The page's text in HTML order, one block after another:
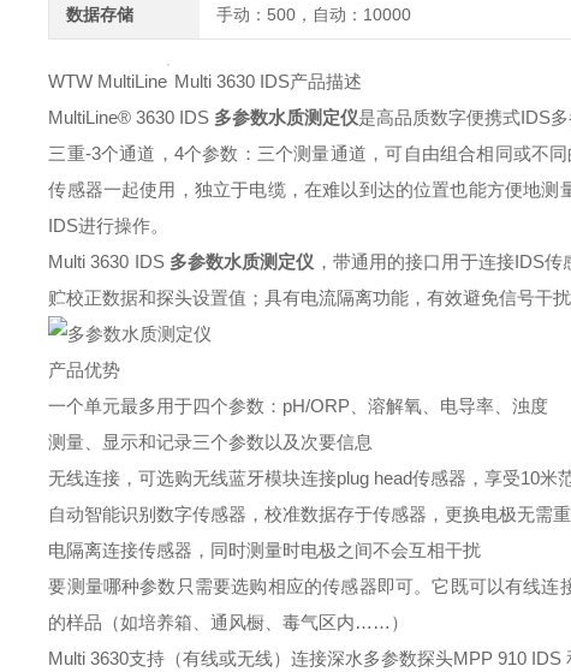
数据存储 手动：500，自动：10000
WTW MultiLine Multi 3630 IDS产品描述
MultiLine® 3630 IDS 多参数水质测定仪是高品质数字便携式IDS
三重-3个通道，4个参数：三个测量通道，可自由组合相同或不
传感器一起使用，独立于电缆，在难以到达的位置也能方便地
IDS进行操作。
Multi 3630 IDS 多参数水质测定仪 ，带通用的接口用于连接IDS
贮校正数据和探头设置值；具有电流隔离功能，有效避免信号干扰
产品优势
一个单元最多用于四个参数：pH/ORP、溶解氧、电导率、浊度
测量、显示和记录三个参数以及次要信息
无线连接，可选购无线蓝牙模块连接plug head传感器，享受10米
自动智能识别数字传感器，校准数据存于传感器，更换电极无需
电隔离连接传感器，同时测量时电极之间不会互相干扰
要测量哪种参数只需要选购相应的传感器即可。它既可以有线
的样品（如培养箱、通风橱、毒气区内……）
Multi 3630支持（有线或无线）连接深水多参数探头MPP 910 IDS